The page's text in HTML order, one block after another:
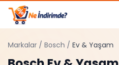
Ana içeriğe atla
Markalar / Bosch / Ev & Yaşam